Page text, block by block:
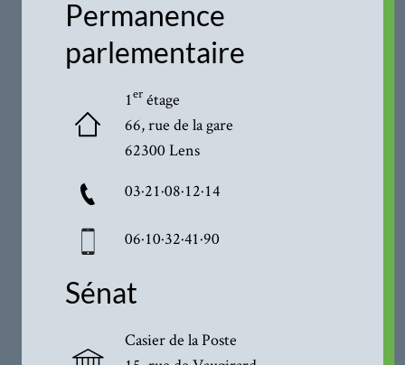
Permanence
parlementaire
1erétage
66, rue de la gare
62300 Lens
03·21·08·12·14
06·10·32·41·90
Sénat
Casier de la Poste